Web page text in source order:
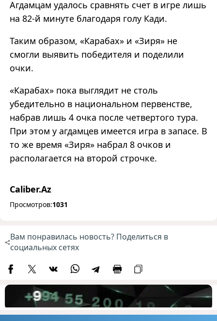
Агдамцам удалось сравнять счет в игре лишь
на 82-й минуте благодаря голу Кади.
Таким образом, «Карабах» и «Зиря» не
смогли выявить победителя и поделили
очки.
«Карабах» пока выглядит не столь
убедительно в национальном первенстве,
набрав лишь 4 очка после четвертого тура.
При этом у агдамцев имеется игра в запасе. В
то же время «Зиря» набрал 8 очков и
располагается на второй строчке.
Caliber.Az
Просмотров:1031
Вам понравилась новость? Поделиться в
социальных сетях